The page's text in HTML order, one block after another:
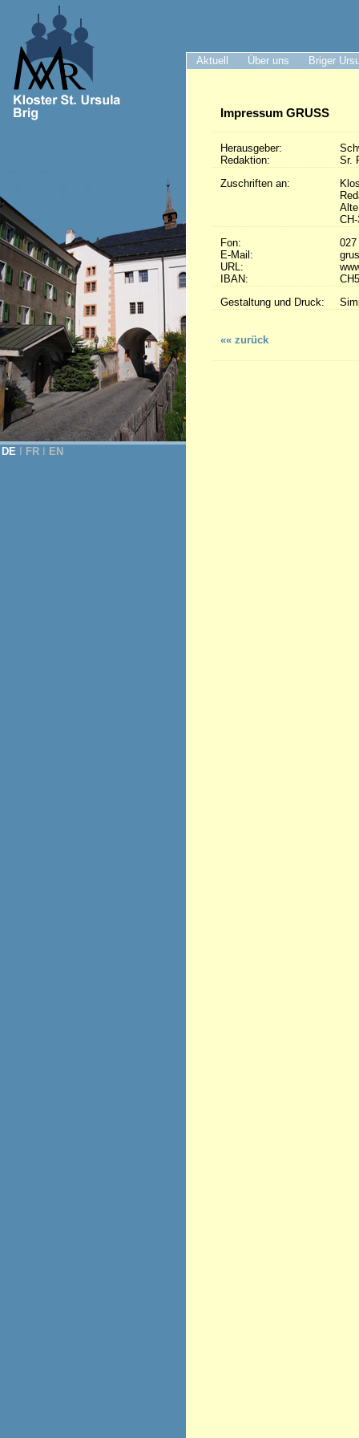
Aktuell Über uns Briger
DE FR EN
Impressum GRUSS
Herausgeber:
Redaktion:
Sr.
Zuschriften an:
Fon:
E-Mail:
URL:
IBAN:
027
Gestaltung und Druck:
«« zurück